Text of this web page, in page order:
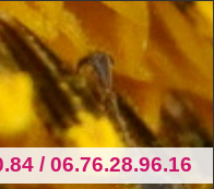
/ 06.76.28.96.16